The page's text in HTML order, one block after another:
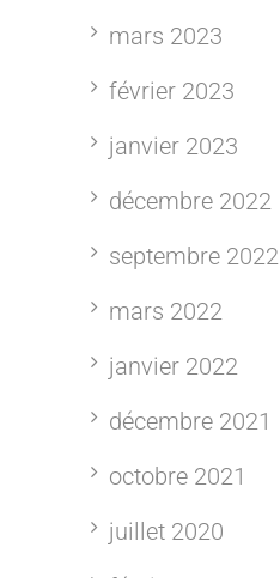
mars 2023
février 2023
janvier 2023
décembre 2022
septembre 2022
mars 2022
janvier 2022
décembre 2021
octobre 2021
juillet 2020